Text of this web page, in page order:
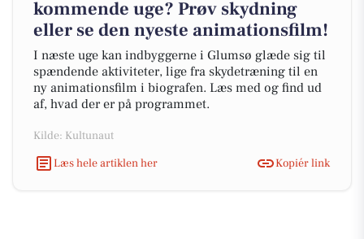
kommende uge? Prøv skydning
eller se den nyeste animationsfilm!
I næste uge kan indbyggerne i Glumsø glæde sig til
spændende aktiviteter, lige fra skydetræning til en
ny animationsfilm i biografen. Læs med og find ud
af, hvad der er på programmet.
Kilde: Kultunaut
Læs hele artiklen her
Kopiér link